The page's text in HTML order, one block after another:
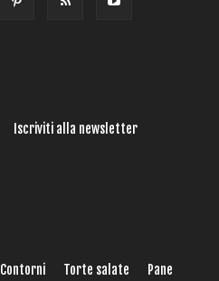
Iscriviti alla newsletter
Contorni Torte salate Pane